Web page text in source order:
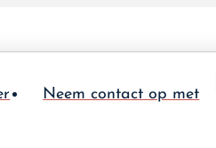
Neem contact op met